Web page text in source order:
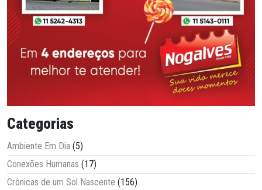
Categorias
Ambiente Em Dia (5)
Conexões Humanas (17)
Crônicas de um Sol Nascente (156)